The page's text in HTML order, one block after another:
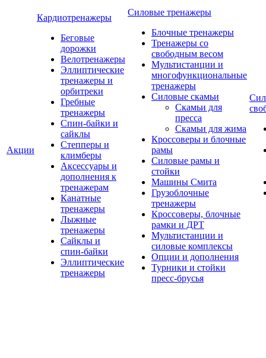
Акции
Кардиотренажеры
Беговые
дорожки
Велотренажеры
Эллиптические
тренажеры и
орбитреки
Гребные
тренажеры
Спин-байки и
сайклы
Степперы и
климберы
Аксессуары и
дополнения к
тренажерам
Канатные
тренажеры
Лыжные
тренажеры
Сайклы и
спин-байки
Эллиптические
тренажеры
Силовые тренажеры
Блочные тренажеры
Тренажеры со
свободным весом
Мультистанции и
многофункциональные
тренажеры
Силовые скамьи
Скамьи для
пресса
Скамьи для жима
Кроссоверы и блочные
рамы
Силовые рамы и
стойки
Машины Смита
Грузоблочные
тренажеры
Кроссоверы, блочные
рамки и ДРТ
Мультистанции и
силовые комплексы
Опции и дополнения
Турники и стойки
пресс-брусья